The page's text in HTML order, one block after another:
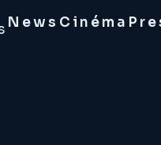
News Cinéma